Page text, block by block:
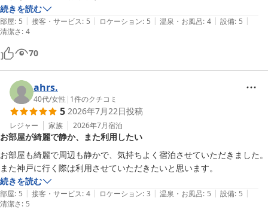
続きを読む
部屋: 5 | 接客・サービス: 5 | ロケーション: 5 | 温泉・お風呂: 4 | 設備: 5 |
清潔さ: 4
70
ahrs.
40代/女性 | 1件のクチコミ
5 2026年7月22日投稿
レジャー 家族 2026年7月宿泊
お部屋が綺麗で静か、また利用したい
お部屋も綺麗で周辺も静かで、気持ちよく宿泊させていただきました。
また神戸に行く際は利用させていただきたいと思います。
続きを読む
部屋: 5 | 接客・サービス: 4 | ロケーション: 3 | 温泉・お風呂: 5 | 設備: 5 |
清潔さ: 5